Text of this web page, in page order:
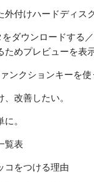
外付けハードディス
ダウンロードする
ためプレビューを表
ンクションキーを使
改善したい。
。
覧表
コをつける理由